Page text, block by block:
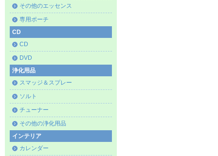
その他のエッセンス
専用ポーチ
CD
CD
DVD
浄化用品
スマッジ＆スプレー
ソルト
チューナー
その他の浄化用品
インテリア
カレンダー